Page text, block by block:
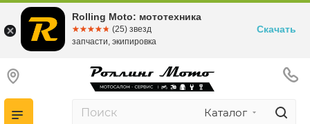
Каталог
Rolling Moto: мототехника
☆☆☆☆☆
★★★★★ (25) звезд
запчасти, экипировка
Скачать